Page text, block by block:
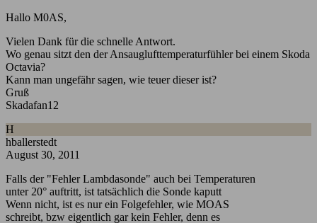
Hallo M0AS,
Vielen Dank für die schnelle Antwort.
Wo genau sitzt den der Ansauglufttemperaturfühler bei einem Skoda
Octavia?
Kann man ungefähr sagen, wie teuer dieser ist?
Gruß
Skadafan12
H
hballerstedt
August 30, 2011
Falls der "Fehler Lambdasonde" auch bei Temperaturen
unter 20° auftritt, ist tatsächlich die Sonde kaputt
Wenn nicht, ist es nur ein Folgefehler, wie MOAS
schreibt, bzw eigentlich gar kein Fehler, denn es